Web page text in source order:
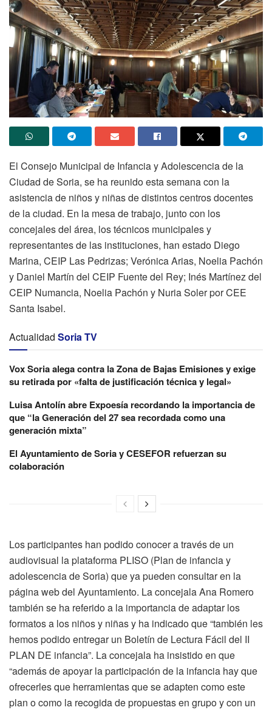
El Consejo Municipal de Infancia y Adolescencia de la
Ciudad de Soria, se ha reunido esta semana con la
asistencia de niños y niñas de distintos centros docentes
de la ciudad. En la mesa de trabajo, junto con los
concejales del área, los técnicos municipales y
representantes de las instituciones, han estado Diego
Marina, CEIP Las Pedrizas; Verónica Arias, Noelia Pachón
y Daniel Martín del CEIP Fuente del Rey; Inés Martínez del
CEIP Numancia, Noelia Pachón y Nuria Soler por CEE
Santa Isabel.
Actualidad Soria TV
Vox Soria alega contra la Zona de Bajas Emisiones y exige
su retirada por «falta de justificación técnica y legal»
Luisa Antolín abre Expoesía recordando la importancia de
que “la Generación del 27 sea recordada como una
generación mixta”
El Ayuntamiento de Soria y CESEFOR refuerzan su
colaboración
Los participantes han podido conocer a través de un
audiovisual la plataforma PLISO (Plan de infancia y
adolescencia de Soria) que ya pueden consultar en la
página web del Ayuntamiento. La concejala Ana Romero
también se ha referido a la importancia de adaptar los
formatos a los niños y niñas y ha indicado que “también les
hemos podido entregar un Boletín de Lectura Fácil del II
PLAN DE infancia”. La concejala ha insistido en que
“además de apoyar la participación de la infancia hay que
ofrecerles que herramientas que se adapten como este
plan o como la recogida de propuestas en grupo y con un